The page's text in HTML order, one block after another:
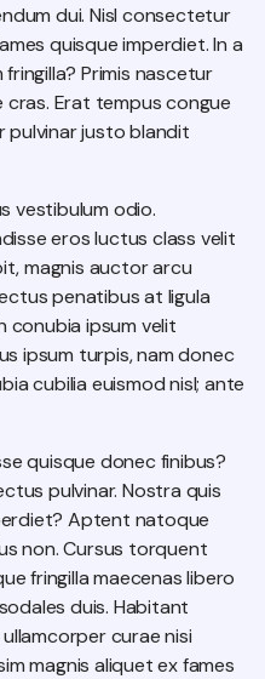
dui. Nisl consectetur
quisque imperdiet. In a
Primis nascetur
Erat tempus congue
pulvinar justo blandit
vestibulum odio.
eros luctus class velit
magnis auctor arcu
penatibus at ligula
conubia ipsum velit
ipsum turpis, nam donec
cubilia euismod nisl; ante
quisque donec finibus?
pulvinar. Nostra quis
Aptent natoque
non. Cursus torquent
fringilla maecenas libero
duis. Habitant
curae nisi
magnis aliquet ex fames